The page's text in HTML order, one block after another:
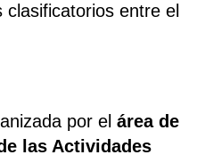
entre el
por el área de
las Actividades